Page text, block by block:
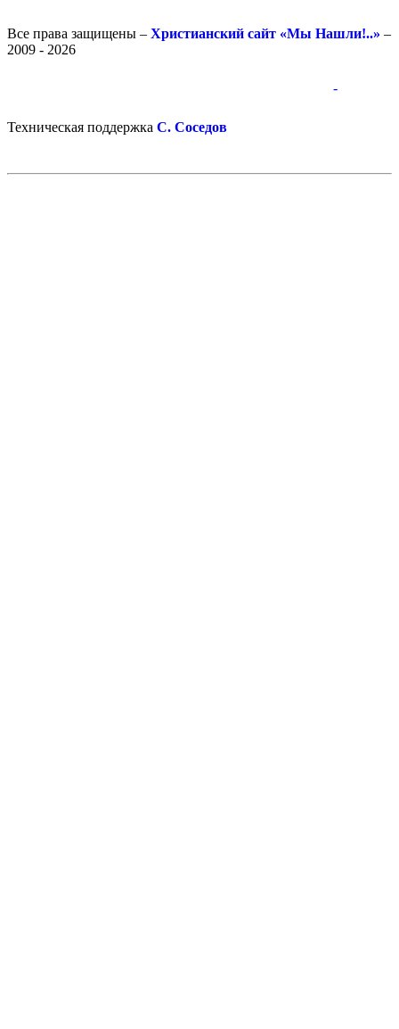
Все права защищены – Христианский сайт «Мы Нашли!..» –
2009 - 2026
-
Техническая поддержка С. Соседов